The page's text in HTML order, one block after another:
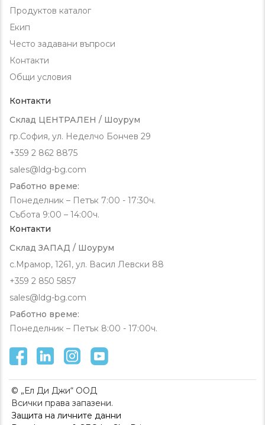
Продуктов каталог
Екип
Често задавани въпроси
Контакти
Общи условия
Контакти
Склад ЦЕНТРАЛЕН / Шоурум
гр.София, ул. Неделчо Бончев 29
+359 2 862 8875
sales@ldg-bg.com
Работно време:
Понеделник – Петък 7:00 - 17:30ч.
Събота 9:00 – 14:00ч.
Контакти
Склад ЗАПАД / Шоурум
с.Мрамор, 1261, ул. Васил Левски 88
+359 2 850 5857
sales@ldg-bg.com
Работно време:
Понеделник – Петък 8:00 - 17:00ч.
© „Ел Ди Джи“ ООД
Всички права запазени.
Защита на личните данни